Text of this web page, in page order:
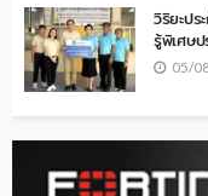
วิริยะป
รู้พิเศษ
05/